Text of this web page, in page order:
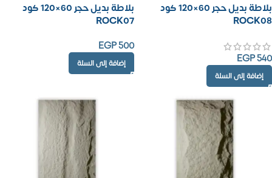
بلاطة بديل حجر 60×120 كود
ROCK08
EGP540
إضافة إلى السلة
بلاطة بديل حجر 60×120 كود
ROCK07
EGP500
إضافة إلى السلة